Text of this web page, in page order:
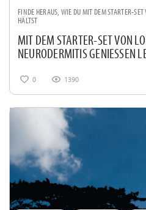
FINDE HERAUS, WIE DU MIT DEM STARTER-
HÄLTST
MIT DEM STARTER-SET VON
NEURODERMITIS GENIESSEN
0 1390